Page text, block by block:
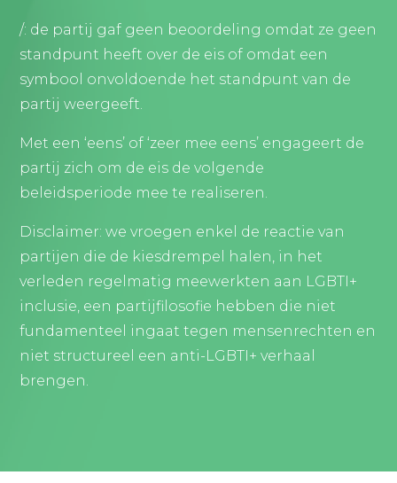
/: de partij gaf geen beoordeling omdat ze geen
standpunt heeft over de eis of omdat een
symbool onvoldoende het standpunt van de
partij weergeeft.
Met een ‘eens’ of ‘zeer mee eens’ engageert de
partij zich om de eis de volgende
beleidsperiode mee te realiseren.
Disclaimer: we vroegen enkel de reactie van
partijen die de kiesdrempel halen, in het
verleden regelmatig meewerkten aan LGBTI+
inclusie, een partijfilosofie hebben die niet
fundamenteel ingaat tegen mensenrechten en
niet structureel een anti-LGBTI+ verhaal
brengen.